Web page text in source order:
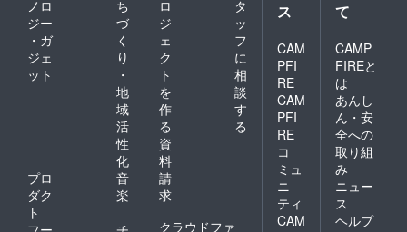
ノロ
ジー
・ガ
ジェ
ット
ち
づ
く
り
・
地
域
活
性
化
プロ
ダク
ト
音
楽
ロ
ジ
ェ
ク
ト
を
作
る
タ
ッ
フ
に
相
談
す
る
資
料
請
求
クラウドファ
ス
CAM
PFI
RE
CAM
PFI
RE
コ
ミュ
ニ
ティ
CAM
て
CAMP
FIREと
は
あんし
ん・安
全への
取り組
み
ニュー
ス
ヘルプ